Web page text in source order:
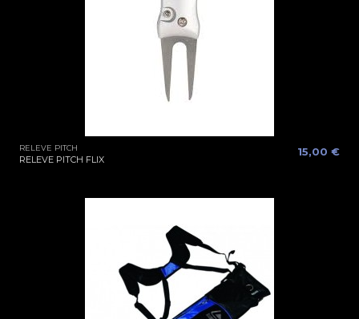
RELEVE PITCH
RELEVE PITCH FLIX
15,00 €